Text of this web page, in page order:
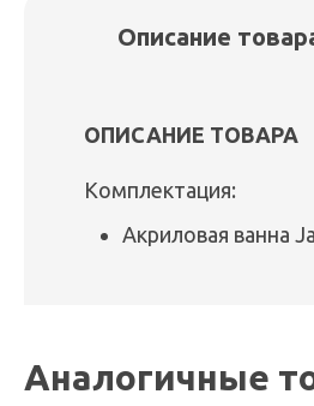
Описание
ОПИСАНИЕ ТОВАРА
Комплектация:
Акриловая ванна
Аналогичные